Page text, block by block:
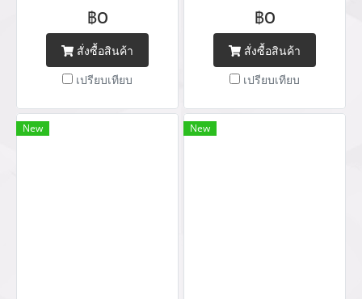
จำหน่ายบรรจุภัณฑ์เครื่อง
สำอางทุกประเภท บริการ
ออกแบบ ผลิตกล่อง สกรีนโลโก้
พิมพ์แบรนด์ Tel : (+66) 020
462 506-112 Mobile: 083 828
9246 Email:
marketing@packingroom.com/
฿0
สั่งซื้อสินค้า
เปรียบเทียบ
จำหน่ายบรรจุภัณฑ์เครื่อง
สำอางทุกประเภท บริการ
ออกแบบ ผลิตกล่อง สกรีนโลโก้
พิมพ์แบรนด์ Tel : (+66) 020
462 506-112 Mobile: 083 828
9246 Email:
marketing@packingroom.com/
฿0
สั่งซื้อสินค้า
เปรียบเทียบ
New New